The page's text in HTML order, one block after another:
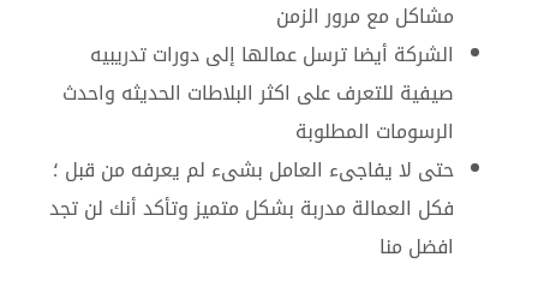
مشاكل مع مرور الزمن
الشركة أيضا ترسل عمالها إلى دورات تدريبيه
صيفية للتعرف على اكثر البلاطات الحديثه واحدث
الرسومات المطلوبة
حتى لا يفاجىء العامل بشىء لم يعرفه من قبل ؛
فكل العمالة مدربة بشكل متميز وتأكد أنك لن تجد
افضل منا